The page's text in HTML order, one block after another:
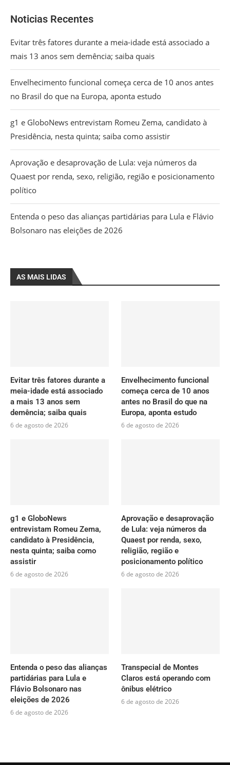
Noticias Recentes
Evitar três fatores durante a meia-idade está associado a
mais 13 anos sem demência; saiba quais
Envelhecimento funcional começa cerca de 10 anos antes
no Brasil do que na Europa, aponta estudo
g1 e GloboNews entrevistam Romeu Zema, candidato à
Presidência, nesta quinta; saiba como assistir
Aprovação e desaprovação de Lula: veja números da
Quaest por renda, sexo, religião, região e posicionamento
político
Entenda o peso das alianças partidárias para Lula e Flávio
Bolsonaro nas eleições de 2026
AS MAIS LIDAS
Evitar três fatores durante a
meia-idade está associado
a mais 13 anos sem
demência; saiba quais
6 de agosto de 2026
Envelhecimento funcional
começa cerca de 10 anos
antes no Brasil do que na
Europa, aponta estudo
6 de agosto de 2026
g1 e GloboNews
entrevistam Romeu Zema,
candidato à Presidência,
nesta quinta; saiba como
assistir
6 de agosto de 2026
Aprovação e desaprovação
de Lula: veja números da
Quaest por renda, sexo,
religião, região e
posicionamento político
6 de agosto de 2026
Entenda o peso das alianças
partidárias para Lula e
Flávio Bolsonaro nas
eleições de 2026
6 de agosto de 2026
Transpecial de Montes
Claros está operando com
ônibus elétrico
6 de agosto de 2026